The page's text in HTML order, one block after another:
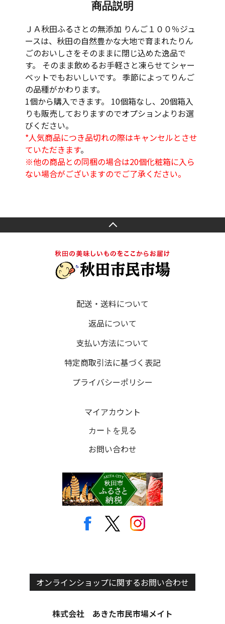
商品説明
ＪＡ秋田ふるさとの無添加 りんご１００％ジュ
ースは、秋田の自然豊かな大地で育まれたりん
ごのおいしさをそのままに閉じ込めた逸品で
す。 そのまま飲めるお手軽さと凍らせてシャー
ベットでもおいしいです。 季節によってりんご
の品種がかわります。
1個から購入できます。 10個箱なし、20個箱入
りも販売しておりますのでオプションよりお選
びください。
*人気商品につき品切れの際はキャンセルとさせ
ていただきます。
※他の商品との同梱の場合は20個化粧箱に入ら
ない場合がございますのでご了承ください。
配送・送料について
返品について
支払い方法について
特定商取引法に基づく表記
プライバシーポリシー
マイアカウント
カートを見る
お問い合わせ
オンラインショップに関するお問い合わせ
株式会社 あきた市民市場メイト